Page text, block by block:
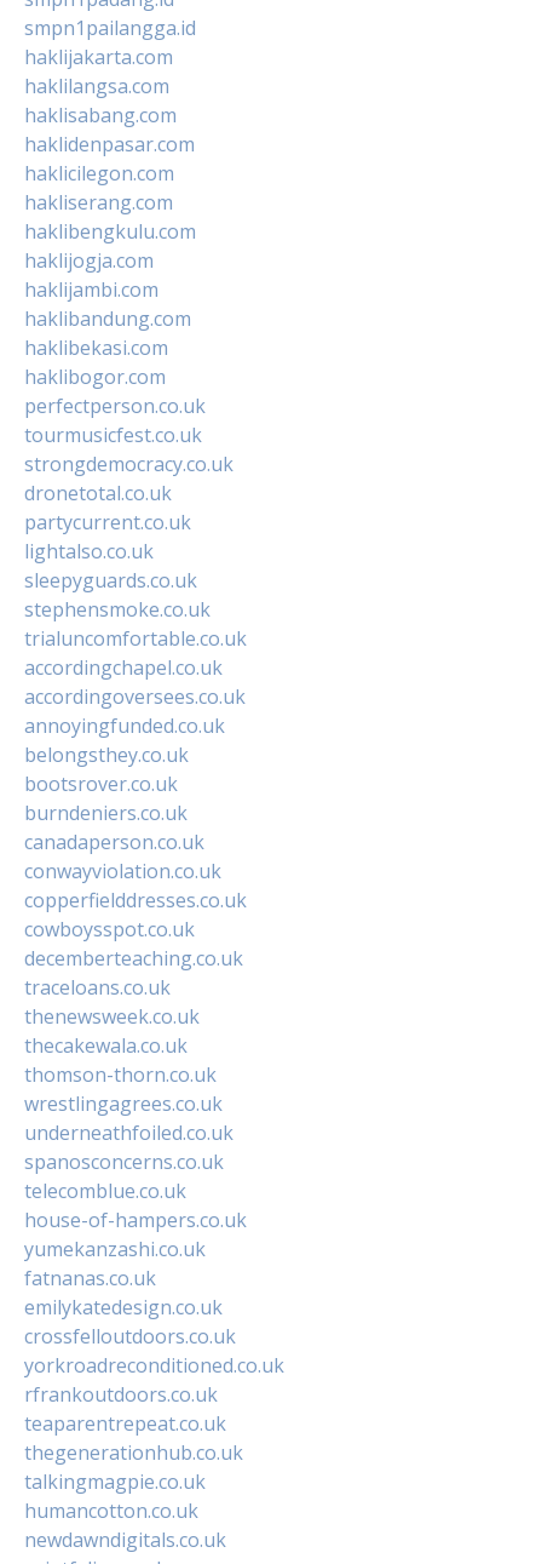
smpn1pailangga.id
haklijakarta.com
haklilangsa.com
haklisabang.com
haklidenpasar.com
haklicilegon.com
hakliserang.com
haklibengkulu.com
haklijogja.com
haklijambi.com
haklibandung.com
haklibekasi.com
haklibogor.com
perfectperson.co.uk
tourmusicfest.co.uk
strongdemocracy.co.uk
dronetotal.co.uk
partycurrent.co.uk
lightalso.co.uk
sleepyguards.co.uk
stephensmoke.co.uk
trialuncomfortable.co.uk
accordingchapel.co.uk
accordingoversees.co.uk
annoyingfunded.co.uk
belongsthey.co.uk
bootsrover.co.uk
burndeniers.co.uk
canadaperson.co.uk
conwayviolation.co.uk
copperfielddresses.co.uk
cowboysspot.co.uk
decemberteaching.co.uk
traceloans.co.uk
thenewsweek.co.uk
thecakewala.co.uk
thomson-thorn.co.uk
wrestlingagrees.co.uk
underneathfoiled.co.uk
spanosconcerns.co.uk
telecomblue.co.uk
house-of-hampers.co.uk
yumekanzashi.co.uk
fatnanas.co.uk
emilykatedesign.co.uk
crossfelloutdoors.co.uk
yorkroadreconditioned.co.uk
rfrankoutdoors.co.uk
teaparentrepeat.co.uk
thegenerationhub.co.uk
talkingmagpie.co.uk
humancotton.co.uk
newdawndigitals.co.uk